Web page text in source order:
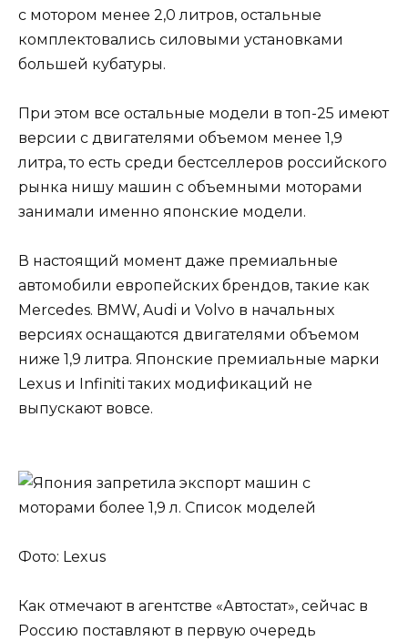
с мотором менее 2,0 литров, остальные
комплектовались силовыми установками
большей кубатуры.
При этом все остальные модели в топ-25 имеют
версии с двигателями объемом менее 1,9
литра, то есть среди бестселлеров российского
рынка нишу машин с объемными моторами
занимали именно японские модели.
В настоящий момент даже премиальные
автомобили европейских брендов, такие как
Mercedes. BMW, Audi и Volvo в начальных
версиях оснащаются двигателями объемом
ниже 1,9 литра. Японские премиальные марки
Lexus и Infiniti таких модификаций не
выпускают вовсе.
Фото: Lexus
Как отмечают в агентстве «Автостат», сейчас в
Россию поставляют в первую очередь